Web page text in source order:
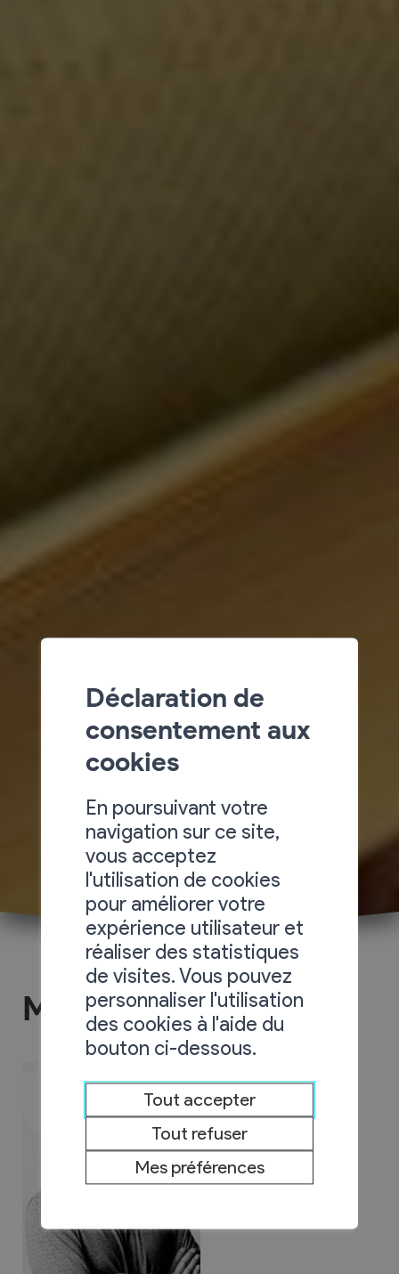
MEG Sàrl
Déclaration de
consentement aux
cookies
En poursuivant votre
navigation sur ce site,
vous acceptez
l'utilisation de cookies
pour améliorer votre
expérience utilisateur et
réaliser des statistiques
de visites. Vous pouvez
personnaliser l'utilisation
des cookies à l'aide du
bouton ci-dessous.
Tout accepter
Tout refuser
Mes préférences